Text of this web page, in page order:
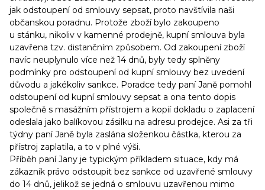
jak odstoupení od smlouvy sepsat, proto navštívila naši
občanskou poradnu. Protože zboží bylo zakoupeno
u stánku, nikoliv v kamenné prodejně, kupní smlouva byla
uzavřena tzv. distančním způsobem. Od zakoupení zboží
navíc neuplynulo více než 14 dnů, byly tedy splněny
podmínky pro odstoupení od kupní smlouvy bez uvedení
důvodu a jakékoliv sankce. Poradce tedy paní Janě pomohl
odstoupení od kupní smlouvy sepsat a ona tento dopis
společně s masážním přístrojem a kopií dokladu o zaplacení
odeslala jako balíkovou zásilku na adresu prodejce. Asi za tři
týdny paní Janě byla zaslána složenkou částka, kterou za
přístroj zaplatila, a to v plné výši.
Příběh paní Jany je typickým příkladem situace, kdy má
zákazník právo odstoupit bez sankce od uzavřené smlouvy
do 14 dnů, jelikož se jedná o smlouvu uzavřenou mimo